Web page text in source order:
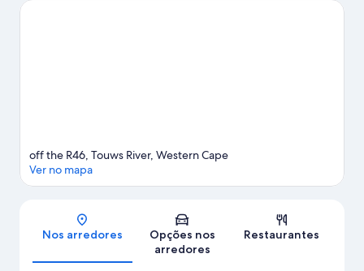
golfe.
Mapa
off the R46, Touws River, Western Cape
Ver no mapa
Nos arredores
Opções nos
arredores
Restaurantes